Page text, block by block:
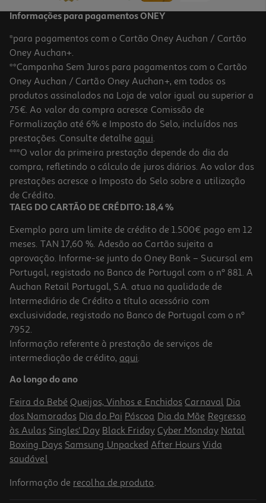
5.0
Tablet Lenovo Idea Tab Tb336fu (11" 2.5k 8gb/128gb Cinza)
219.99 €/un
219,99 €
Tablet Xiaomi Redmi Pad 2 Pro (12.1'' 6/128gb Gray)
289.99 €/un
289,99 €
Informações para pagamentos ONEY
*para pagamentos com o Cartão Oney Auchan / Cartão
Oney Auchan+.
**Campanha Sem Juros para pagamentos com o Cartão
Oney Auchan / Cartão Oney Auchan+, em todos os
produtos assinalados na Loja de valor igual ou superior a
75€. Ao valor da compra acresce Comissão de
Formalização até 6% e Imposto do Selo, incluídos nas
prestações. Consulte detalhe aqui.
***O valor da primeira prestação depende do dia da
compra, refletindo o cálculo de juros diários. Ao valor das
prestações acresce o Imposto do Selo sobre a utilização
de Crédito.
TAEG DO CARTÃO DE CRÉDITO: 18,4 %
Exemplo para um limite de crédito de 1.500€ pago em 12
meses. TAN 17,60 %. Adesão ao Cartão sujeita a
aprovação. Informe-se junto do Oney Bank – Sucursal em
Portugal, registado no Banco de Portugal com o nº 881. A
Auchan Retail Portugal, S.A. atua na qualidade de
Intermediário de Crédito a título acessório com
exclusividade, registado no Banco de Portugal com o nº
7952.
Informação referente à prestação de serviços de
intermediação de crédito, aqui.
Ao longo do ano
Feira do Bebé Queijos, Vinhos e Enchidos Carnaval Dia
dos Namorados Dia do Pai Páscoa Dia da Mãe Regresso
às Aulas Singles' Day Black Friday Cyber Monday Natal
Boxing Days Samsung Unpacked After Hours Vida
saudável
Informação de recolha de produto.